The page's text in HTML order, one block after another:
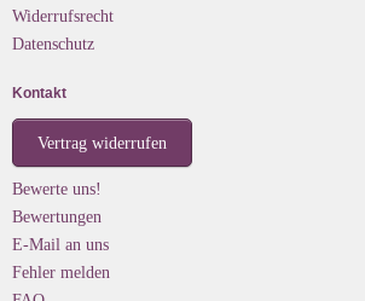
Widerrufsrecht
Datenschutz
Kontakt
Vertrag widerrufen
Bewerte uns!
Bewertungen
E-Mail an uns
Fehler melden